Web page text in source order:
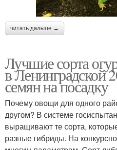
читать дальше →
Лучшие сорта
в Ленинградской
семян на посадку
Почему овощи для одного
другом? В системе
выращивают те сорта,
разные гибриды. На